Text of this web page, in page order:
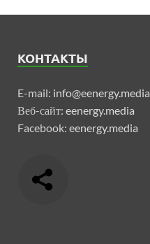
КОНТАКТЫ
E-mail: info@eenergy.media
Веб-сайт: eenergy.media
Facebook: eenergy.media